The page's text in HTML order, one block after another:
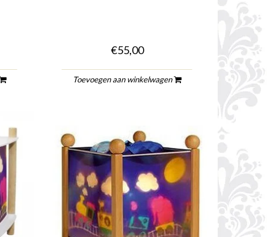
€55,00
Toevoegen aan winkelwagen